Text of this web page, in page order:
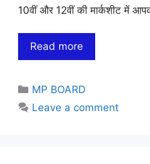
10वीं और 12वीं की मार्कशीट में
Read more
Categories
MP BOARD
Leave a comment